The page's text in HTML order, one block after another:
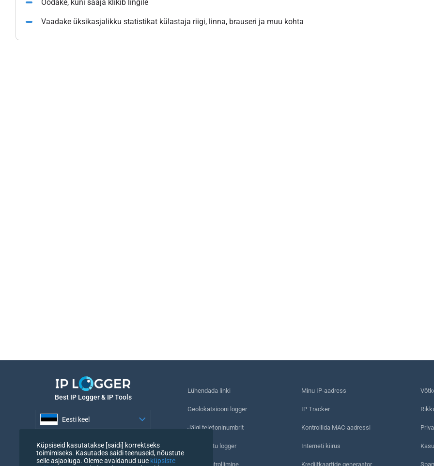
Oodake, kuni saaja klikib lingile
Vaadake üksikasjalikku statistikat külastaja riigi, linna, brauseri ja muu kohta
Best IP Logger & IP Tools
Eesti keel
Lühendada linki
Geolokatsiooni logger
Jälgi telefoninumbrit
Nähtamatu logger
URL-i kontrollimine
Minu IP-aadress
IP Tracker
Kontrollida MAC-aadressi
Interneti kiirus
Krediitkaartide generaator
Küpsiseid kasutatakse [saidi] korrektseks
toimimiseks. Kasutades saidi teenuseid, nõustute
selle asjaoluga. Oleme avaldanud uue küpsiste